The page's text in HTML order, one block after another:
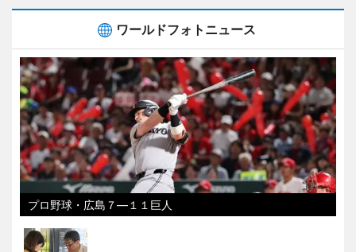
ワールドフォトニュース
プロ野球・広島７―１１巨人